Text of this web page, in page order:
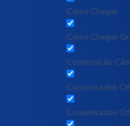
Como Chegar
Como Chegar
Composição
Comunicados
Comunicados